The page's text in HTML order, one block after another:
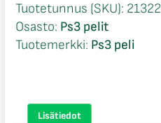
määrä
Tuotetunnus (SKU): 21322
Osasto: Ps3 pelit
Tuotemerkki: Ps3 peli
Lisätiedot